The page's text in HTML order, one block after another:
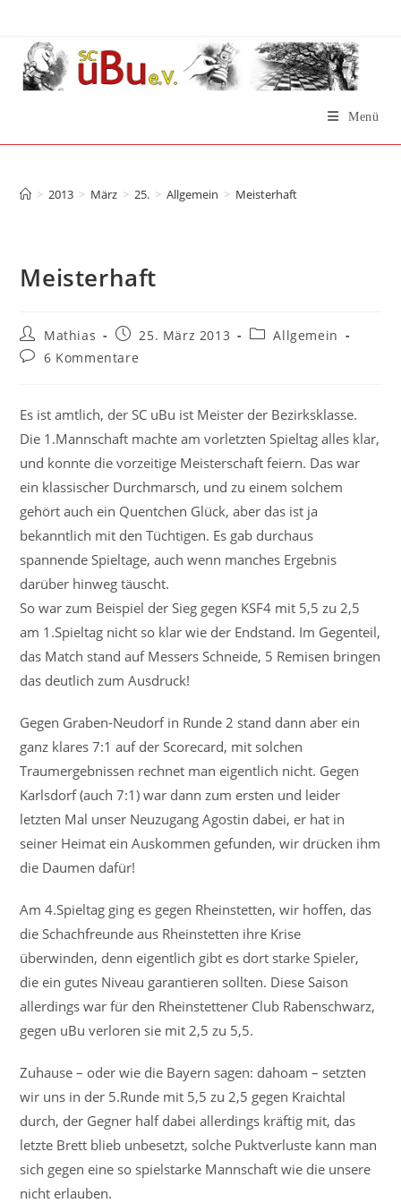
springen
Menü
> 2013 > März > 25. > Allgemein > Meisterhaft
Meisterhaft
Beitrags-
Autor:
Mathias
Beitrag
veröffentlicht:
25. März 2013
Beitrags-
Allgemein
Beitrags-
6 Kommentare
Es ist amtlich, der SC uBu ist Meister der Bezirksklasse.
Die 1.Mannschaft machte am vorletzten Spieltag alles klar,
und konnte die vorzeitige Meisterschaft feiern. Das war
ein klassischer Durchmarsch, und zu einem solchem
gehört auch ein Quentchen Glück, aber das ist ja
bekanntlich mit den Tüchtigen. Es gab durchaus
spannende Spieltage, auch wenn manches Ergebnis
darüber hinweg täuscht.
So war zum Beispiel der Sieg gegen KSF4 mit 5,5 zu 2,5
am 1.Spieltag nicht so klar wie der Endstand. Im Gegenteil,
das Match stand auf Messers Schneide, 5 Remisen bringen
das deutlich zum Ausdruck!
Gegen Graben-Neudorf in Runde 2 stand dann aber ein
ganz klares 7:1 auf der Scorecard, mit solchen
Traumergebnissen rechnet man eigentlich nicht. Gegen
Karlsdorf (auch 7:1) war dann zum ersten und leider
letzten Mal unser Neuzugang Agostin dabei, er hat in
seiner Heimat ein Auskommen gefunden, wir drücken ihm
die Daumen dafür!
Am 4.Spieltag ging es gegen Rheinstetten, wir hoffen, das
die Schachfreunde aus Rheinstetten ihre Krise
überwinden, denn eigentlich gibt es dort starke Spieler,
die ein gutes Niveau garantieren sollten. Diese Saison
allerdings war für den Rheinstettener Club Rabenschwarz,
gegen uBu verloren sie mit 2,5 zu 5,5.
Zuhause – oder wie die Bayern sagen: dahoam – setzten
wir uns in der 5.Runde mit 5,5 zu 2,5 gegen Kraichtal
durch, der Gegner half dabei allerdings kräftig mit, das
letzte Brett blieb unbesetzt, solche Puktverluste kann man
sich gegen eine so spielstarke Mannschaft wie die unsere
nicht erlauben.